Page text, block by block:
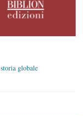
storia globale